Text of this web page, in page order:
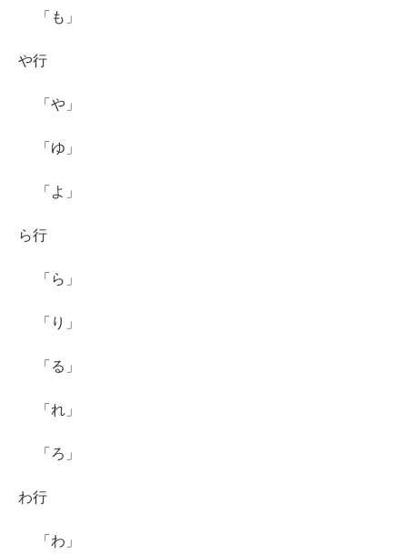
「も」
や行
「や」
「ゆ」
「よ」
ら行
「ら」
「り」
「る」
「れ」
「ろ」
わ行
「わ」